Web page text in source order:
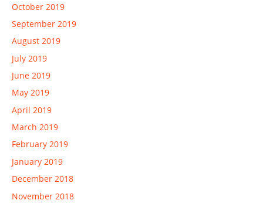
October 2019
September 2019
August 2019
July 2019
June 2019
May 2019
April 2019
March 2019
February 2019
January 2019
December 2018
November 2018